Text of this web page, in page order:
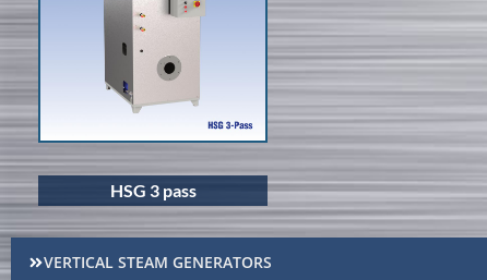
HSG 3 pass
VERTICAL STEAM GENERATORS